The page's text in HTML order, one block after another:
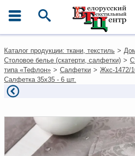
Каталог
Ткани
Домашний текстиль
Одежда
Ковры
гостиниц
Текстильная галантерея и
фурнитура
Каталог продукции: ткани, текстиль >
Столовое белье (скатерти, салфетки) >
типа «Тефлон» > Салфетки > Жкс-1472/
Салфетка 35x35 - 6 шт.